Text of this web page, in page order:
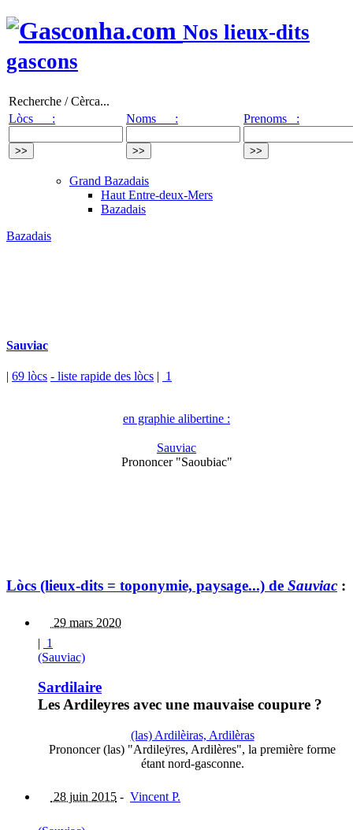
Nos lieux-dits
gascons
Recherche / Cèrca...
Lòcs :
Noms : Prenoms :
Grand Bazadais
Haut Entre-deux-Mers
Bazadais
Bazadais
Sauviac
| 69 lòcs - liste rapide des lòcs | 1
en graphie alibertine :
Sauviac
Prononcer "Saoubiac"
Lòcs (lieux-dits = toponymie, paysage...) de Sauviac :
29 mars 2020
| 1
(Sauviac)
Sardilaire
Les Ardileyres avec une mauvaise coupure ?
(las) Ardilèiras, Ardilèras
Prononcer (las) "Ardileÿres, Ardilères", la première forme
étant nord-gasconne.
28 juin 2015 - Vincent P.